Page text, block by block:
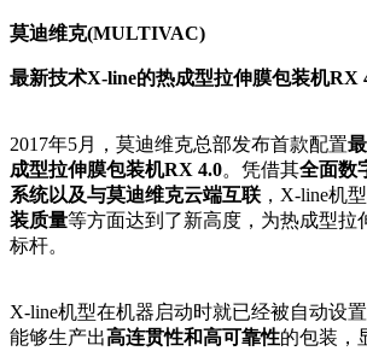
莫迪维克(MULTIVAC)
最新技术X-line的热成型拉伸膜包装机RX
2017年5月，莫迪维克总部发布首款配置
成型拉伸膜包装机RX 4.0。凭借其全面数
系统以及与莫迪维克云端互联 ，X-line机
装质量等方面达到了新高度，为热成型拉
标杆。
X-line机型在机器启动时就已经被自动设
能够生产出高连贯性和高可靠性的包装，